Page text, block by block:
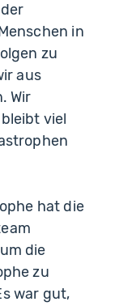
in
zu
aus
Wir
viel
hat die
die
zu
war gut,